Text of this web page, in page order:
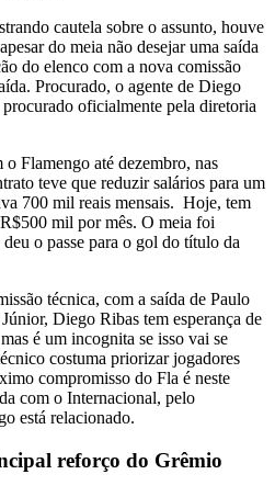
cautela sobre o assunto, houve
do meia não desejar uma saída
do elenco com a nova comissão
Procurado, o agente de Diego
oficialmente pela diretoria
Flamengo até dezembro, nas
teve que reduzir salários para um
700 mil reais mensais. Hoje, tem
mil por mês. O meia foi
o passe para o gol do título da
técnica, com a saída de Paulo
Diego Ribas tem esperança de
é um incognita se isso vai se
costuma priorizar jogadores
compromisso do Fla é neste
com o Internacional, pelo
está relacionado.
reforço do Grêmio